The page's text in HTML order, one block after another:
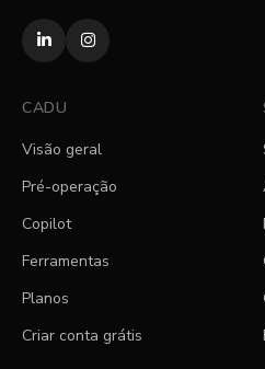
CADU
Visão geral
Pré-operação
Copilot
Ferramentas
Planos
Criar conta grátis